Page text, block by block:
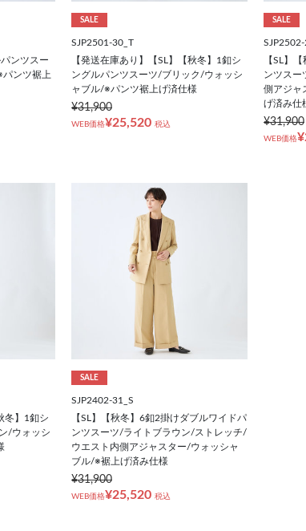
ンツスー
ンツ裾上
SALE
SJP2501-30_T
【発送在庫あり】【SL】【秋冬】1釦シ
ングルパンツスーツ/ブリック/ウォッシ
ャブル/※パンツ裾上げ済仕様
¥31,900
WEB価格¥25,520 税込
SALE
【SL】
ンツスー
側アジャ
げ済み仕
¥31,900
WEB価格
冬】1釦シ
/ウォッシ
SALE
SJP2402-31_S
【SL】【秋冬】6釦2掛けダブルワイドパ
ンツスーツ/ライトブラウン/ストレッチ/
ウエスト内側アジャスター/ウォッシャ
ブル/※裾上げ済み仕様
¥31,900
WEB価格¥25,520 税込